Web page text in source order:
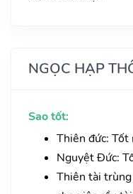
NGỌC HẠP
Sao tốt:
Thiên đức: Tốt
Nguyệt Đức:
Thiên tài